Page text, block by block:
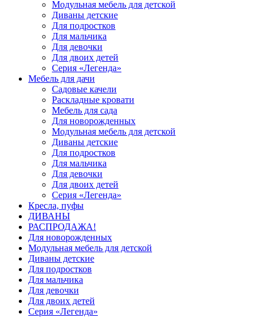
Модульная мебель для детской
Диваны детские
Для подростков
Для мальчика
Для девочки
Для двоих детей
Серия «Легенда»
Мебель для дачи
Садовые качели
Раскладные кровати
Мебель для сада
Для новорожденных
Модульная мебель для детской
Диваны детские
Для подростков
Для мальчика
Для девочки
Для двоих детей
Серия «Легенда»
Кресла, пуфы
ДИВАНЫ
РАСПРОДАЖА!
Для новорожденных
Модульная мебель для детской
Диваны детские
Для подростков
Для мальчика
Для девочки
Для двоих детей
Серия «Легенда»